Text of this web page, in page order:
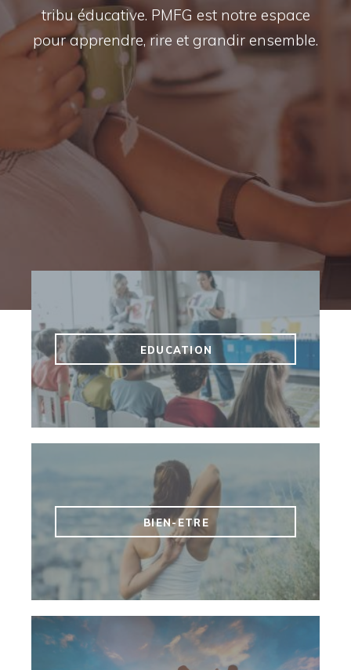
tribu éducative. PMFG est notre espace
pour apprendre, rire et grandir ensemble.
EDUCATION
BIEN-ETRE